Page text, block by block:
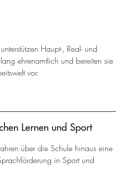
Haupt-, Real- und
ehrenamtlich und bereiten sie
vor.
Lernen und Sport
über die Schule hinaus eine
in Sport und